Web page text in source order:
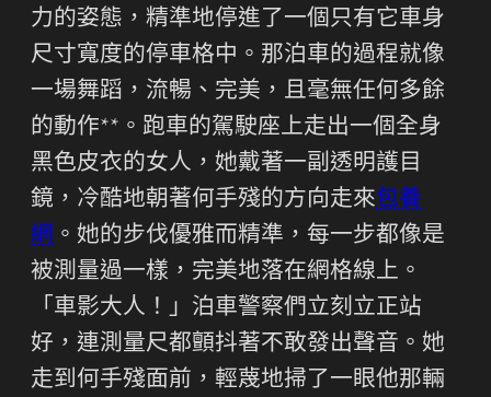
力的姿態，精準地停進了一個只有它車身
尺寸寬度的停車格中。那泊車的過程就像
一場舞蹈，流暢、完美，且毫無任何多餘
的動作**。跑車的駕駛座上走出一個全身
黑色皮衣的女人，她戴著一副透明護目
鏡，冷酷地朝著何手殘的方向走來包養
網 。她的步伐優雅而精準，每一步都像是
被測量過一樣，完美地落在網格線上。
「車影大人！」泊車警察們立刻立正站
好，連測量尺都顫抖著不敢發出聲音。她
走到何手殘面前，輕蔑地掃了一眼他那輛